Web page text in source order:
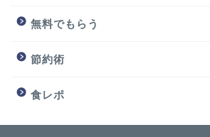
無料でもらう
節約術
食レポ